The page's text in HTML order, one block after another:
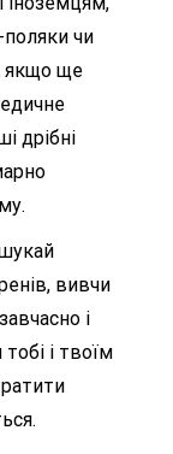
чи
якщо ще
дрібні
вивчи
і
і твоїм